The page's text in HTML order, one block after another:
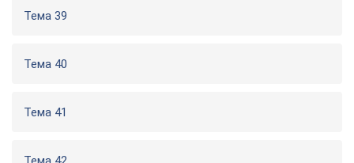
Тема 39
Тема 40
Тема 41